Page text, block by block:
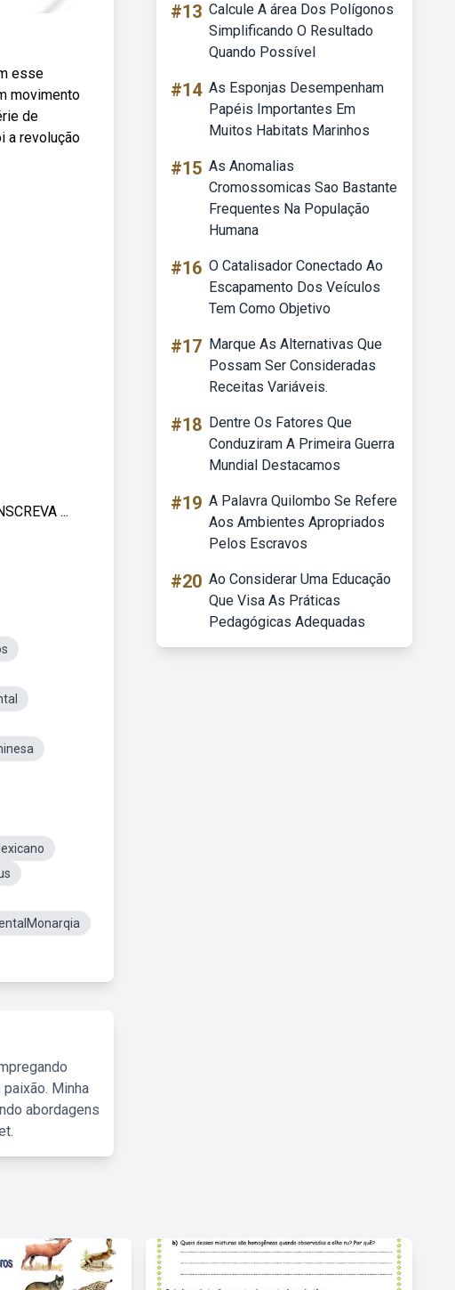
esse
movimento
de
a revolução
...
Minha
abordagens
#13 Calcule A área Dos Polígonos
Simplificando O Resultado
Quando Possível
#14 As Esponjas Desempenham
Papéis Importantes Em
Muitos Habitats Marinhos
#15 As Anomalias
Cromossomicas Sao Bastante
Frequentes Na População
Humana
#16 O Catalisador Conectado Ao
Escapamento Dos Veículos
Tem Como Objetivo
#17 Marque As Alternativas Que
Possam Ser Consideradas
Receitas Variáveis.
#18 Dentre Os Fatores Que
Conduziram A Primeira Guerra
Mundial Destacamos
#19 A Palavra Quilombo Se Refere
Aos Ambientes Apropriados
Pelos Escravos
#20 Ao Considerar Uma Educação
Que Visa As Práticas
Pedagógicas Adequadas